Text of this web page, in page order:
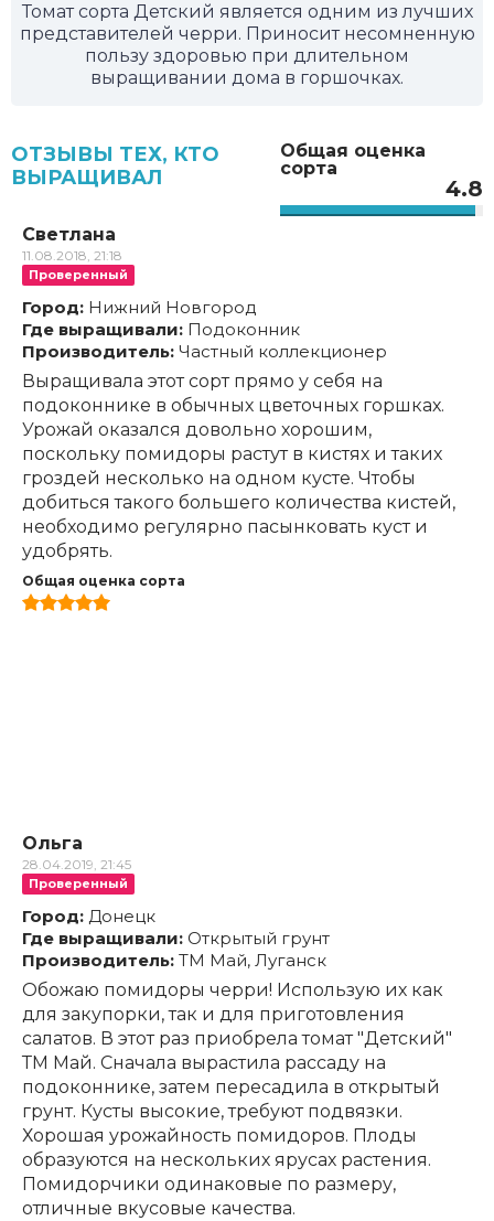
Томат сорта Детский является одним из лучших
представителей черри. Приносит несомненную
пользу здоровью при длительном
выращивании дома в горшочках.
Общая оценка
сорта
4.8
ОТЗЫВЫ ТЕХ, КТО
ВЫРАЩИВАЛ
Светлана
11.08.2018, 21:18
Проверенный
Город: Нижний Новгород
Где выращивали: Подоконник
Производитель: Частный коллекционер
Выращивала этот сорт прямо у себя на
подоконнике в обычных цветочных горшках.
Урожай оказался довольно хорошим,
поскольку помидоры растут в кистях и таких
гроздей несколько на одном кусте. Чтобы
добиться такого большего количества кистей,
необходимо регулярно пасынковать куст и
удобрять.
Общая оценка сорта
Ольга
28.04.2019, 21:45
Проверенный
Город: Донецк
Где выращивали: Открытый грунт
Производитель: ТМ Май, Луганск
Обожаю помидоры черри! Использую их как
для закупорки, так и для приготовления
салатов. В этот раз приобрела томат "Детский"
ТМ Май. Сначала вырастила рассаду на
подоконнике, затем пересадила в открытый
грунт. Кусты высокие, требуют подвязки.
Хорошая урожайность помидоров. Плоды
образуются на нескольких ярусах растения.
Помидорчики одинаковые по размеру,
отличные вкусовые качества.